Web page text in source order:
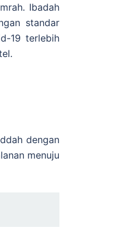
Ibadah
standar
19 terlebih
dengan
menuju